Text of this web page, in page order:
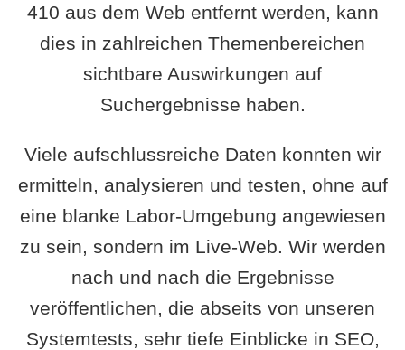
410 aus dem Web entfernt werden, kann
dies in zahlreichen Themenbereichen
sichtbare Auswirkungen auf
Suchergebnisse haben.
Viele aufschlussreiche Daten konnten wir
ermitteln, analysieren und testen, ohne auf
eine blanke Labor-Umgebung angewiesen
zu sein, sondern im Live-Web. Wir werden
nach und nach die Ergebnisse
veröffentlichen, die abseits von unseren
Systemtests, sehr tiefe Einblicke in SEO,